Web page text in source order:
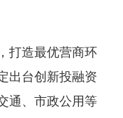
造最优营商环
出台创新投融资
通、市政公用等